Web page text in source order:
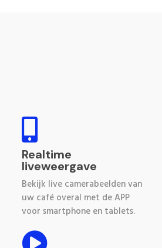

Realtime
liveweergave
Bekijk live camerabeelden van
uw café overal met de APP
voor smartphone en tablets.